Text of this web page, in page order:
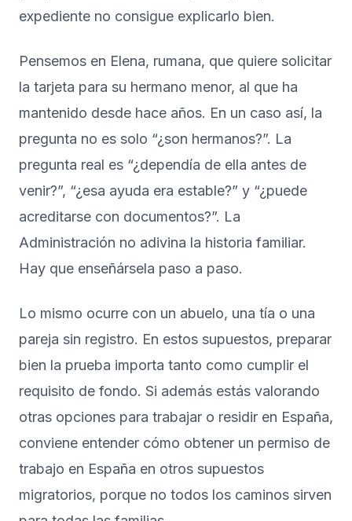
expediente no consigue explicarlo bien.
Pensemos en Elena, rumana, que quiere solicitar
la tarjeta para su hermano menor, al que ha
mantenido desde hace años. En un caso así, la
pregunta no es solo “¿son hermanos?”. La
pregunta real es “¿dependía de ella antes de
venir?”, “¿esa ayuda era estable?” y “¿puede
acreditarse con documentos?”. La
Administración no adivina la historia familiar.
Hay que enseñársela paso a paso.
Lo mismo ocurre con un abuelo, una tía o una
pareja sin registro. En estos supuestos, preparar
bien la prueba importa tanto como cumplir el
requisito de fondo. Si además estás valorando
otras opciones para trabajar o residir en España,
conviene entender cómo obtener un permiso de
trabajo en España en otros supuestos
migratorios, porque no todos los caminos sirven